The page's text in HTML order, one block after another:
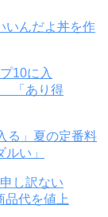
いんだよ丼を作
る」夏の定番料
い」